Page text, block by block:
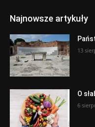
Najnowsze artykuły
13
O
6